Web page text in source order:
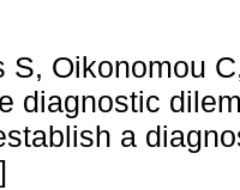
S, Oikonomou
diagnostic
a
]